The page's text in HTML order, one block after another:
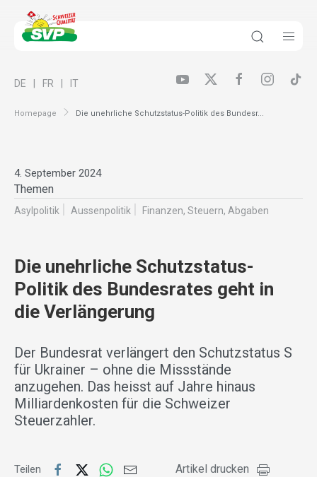
Homepage Die unehrliche Schutzstatus-Politik des Bundesr...
DE FR IT
4. September 2024
Themen
Asylpolitik Aussenpolitik Finanzen, Steuern, Abgaben
Die unehrliche Schutzstatus-
Politik des Bundesrates geht in
die Verlängerung
Der Bundesrat verlängert den Schutzstatus S
für Ukrainer – ohne die Missstände
anzugehen. Das heisst auf Jahre hinaus
Milliardenkosten für die Schweizer
Steuerzahler.
Teilen Artikel drucken